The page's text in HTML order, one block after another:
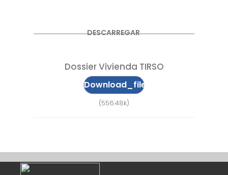
DESCARREGAR
Dossier Vivienda TIRSO
Download_file
(556.48k)